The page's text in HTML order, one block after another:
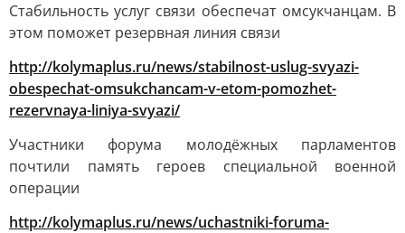
Стабильность услуг связи обеспечат омсукчанцам. В
этом поможет резервная линия связи
http://kolymaplus.ru/news/stabilnost-uslug-svyazi-
obespechat-omsukchancam-v-etom-pomozhet-
rezervnaya-liniya-svyazi/
Участники форума молодёжных парламентов
почтили память героев специальной военной
операции
http://kolymaplus.ru/news/uchastniki-foruma-